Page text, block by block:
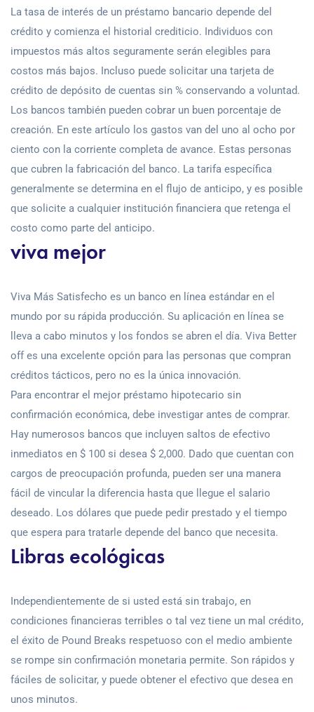
La tasa de interés de un préstamo bancario depende del
crédito y comienza el historial crediticio. Individuos con
impuestos más altos seguramente serán elegibles para
costos más bajos. Incluso puede solicitar una tarjeta de
crédito de depósito de cuentas sin % conservando a voluntad.
Los bancos también pueden cobrar un buen porcentaje de
creación. En este artículo los gastos van del uno al ocho por
ciento con la corriente completa de avance. Estas personas
que cubren la fabricación del banco. La tarifa específica
generalmente se determina en el flujo de anticipo, y es posible
que solicite a cualquier institución financiera que retenga el
costo como parte del anticipo.
viva mejor
Viva Más Satisfecho es un banco en línea estándar en el
mundo por su rápida producción. Su aplicación en línea se
lleva a cabo minutos y los fondos se abren el día. Viva Better
off es una excelente opción para las personas que compran
créditos tácticos, pero no es la única innovación.
Para encontrar el mejor préstamo hipotecario sin
confirmación económica, debe investigar antes de comprar.
Hay numerosos bancos que incluyen saltos de efectivo
inmediatos en $ 100 si desea $ 2,000. Dado que cuentan con
cargos de preocupación profunda, pueden ser una manera
fácil de vincular la diferencia hasta que llegue el salario
deseado. Los dólares que puede pedir prestado y el tiempo
que espera para tratarle depende del banco que necesita.
Libras ecológicas
Independientemente de si usted está sin trabajo, en
condiciones financieras terribles o tal vez tiene un mal crédito,
el éxito de Pound Breaks respetuoso con el medio ambiente
se rompe sin confirmación monetaria permite. Son rápidos y
fáciles de solicitar, y puede obtener el efectivo que desea en
unos minutos.